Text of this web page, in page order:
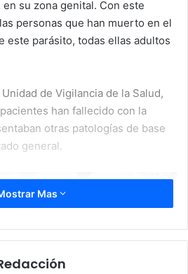
su zona genital. Con este
personas que han muerto en el
este parásito, todas ellas adultos
de Vigilancia de la Salud,
han fallecido con la
otras patologías de base
general.
Mas